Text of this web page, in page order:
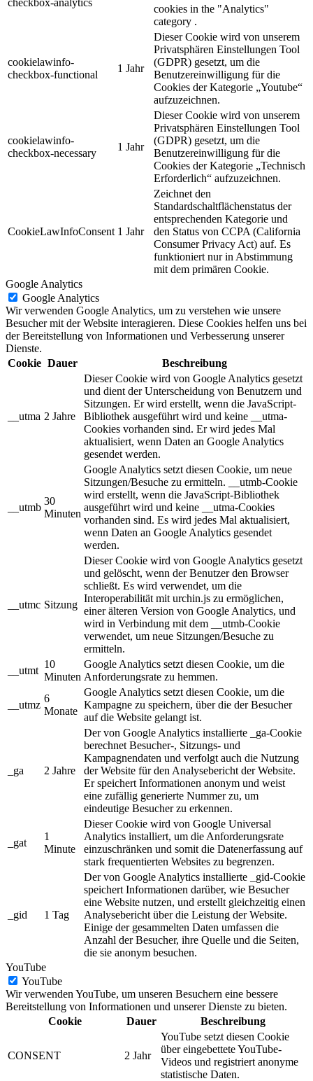
checkbox-analytics
cookies in the "Analytics"
category .
cookielawinfo-
checkbox-functional
1 Jahr
Dieser Cookie wird von unserem
Privatsphären Einstellungen Tool
(GDPR) gesetzt, um die
Benutzereinwilligung für die
Cookies der Kategorie „Youtube“
aufzuzeichnen.
cookielawinfo-
checkbox-necessary
1 Jahr
Dieser Cookie wird von unserem
Privatsphären Einstellungen Tool
(GDPR) gesetzt, um die
Benutzereinwilligung für die
Cookies der Kategorie „Technisch
Erforderlich“ aufzuzeichnen.
CookieLawInfoConsent 1 Jahr
Zeichnet den
Standardschaltflächenstatus der
entsprechenden Kategorie und
den Status von CCPA (California
Consumer Privacy Act) auf. Es
funktioniert nur in Abstimmung
mit dem primären Cookie.
Google Analytics
Google Analytics
Wir verwenden Google Analytics, um zu verstehen wie unsere
Besucher mit der Website interagieren. Diese Cookies helfen uns bei
der Bereitstellung von Informationen und Verbesserung unserer
Dienste.
Cookie Dauer Beschreibung
__utma 2 Jahre
Dieser Cookie wird von Google Analytics gesetzt
und dient der Unterscheidung von Benutzern und
Sitzungen. Er wird erstellt, wenn die JavaScript-
Bibliothek ausgeführt wird und keine __utma-
Cookies vorhanden sind. Er wird jedes Mal
aktualisiert, wenn Daten an Google Analytics
gesendet werden.
__utmb
30
Minuten
Google Analytics setzt diesen Cookie, um neue
Sitzungen/Besuche zu ermitteln. __utmb-Cookie
wird erstellt, wenn die JavaScript-Bibliothek
ausgeführt wird und keine __utma-Cookies
vorhanden sind. Es wird jedes Mal aktualisiert,
wenn Daten an Google Analytics gesendet
werden.
__utmc Sitzung
Dieser Cookie wird von Google Analytics gesetzt
und gelöscht, wenn der Benutzer den Browser
schließt. Es wird verwendet, um die
Interoperabilität mit urchin.js zu ermöglichen,
einer älteren Version von Google Analytics, und
wird in Verbindung mit dem __utmb-Cookie
verwendet, um neue Sitzungen/Besuche zu
ermitteln.
__utmt
10
Minuten
Google Analytics setzt diesen Cookie, um die
Anforderungsrate zu hemmen.
__utmz
6
Monate
Google Analytics setzt diesen Cookie, um die
Kampagne zu speichern, über die der Besucher
auf die Website gelangt ist.
_ga 2 Jahre
Der von Google Analytics installierte _ga-Cookie
berechnet Besucher-, Sitzungs- und
Kampagnendaten und verfolgt auch die Nutzung
der Website für den Analysebericht der Website.
Er speichert Informationen anonym und weist
eine zufällig generierte Nummer zu, um
eindeutige Besucher zu erkennen.
_gat
1
Minute
Dieser Cookie wird von Google Universal
Analytics installiert, um die Anforderungsrate
einzuschränken und somit die Datenerfassung auf
stark frequentierten Websites zu begrenzen.
_gid 1 Tag
Der von Google Analytics installierte _gid-Cookie
speichert Informationen darüber, wie Besucher
eine Website nutzen, und erstellt gleichzeitig einen
Analysebericht über die Leistung der Website.
Einige der gesammelten Daten umfassen die
Anzahl der Besucher, ihre Quelle und die Seiten,
die sie anonym besuchen.
YouTube
YouTube
Wir verwenden YouTube, um unseren Besuchern eine bessere
Bereitstellung von Informationen und unserer Dienste zu bieten.
Cookie
Dauer Beschreibung
CONSENT 2 Jahr
YouTube setzt diesen Cookie
über eingebettete YouTube-
Videos und registriert anonyme
statistische Daten.